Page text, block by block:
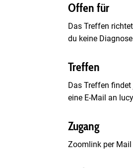
Offen für
Das Treffen
du keine
Treffen
Das Treffen
eine E-Mail an
Zugang
Zoomlink per